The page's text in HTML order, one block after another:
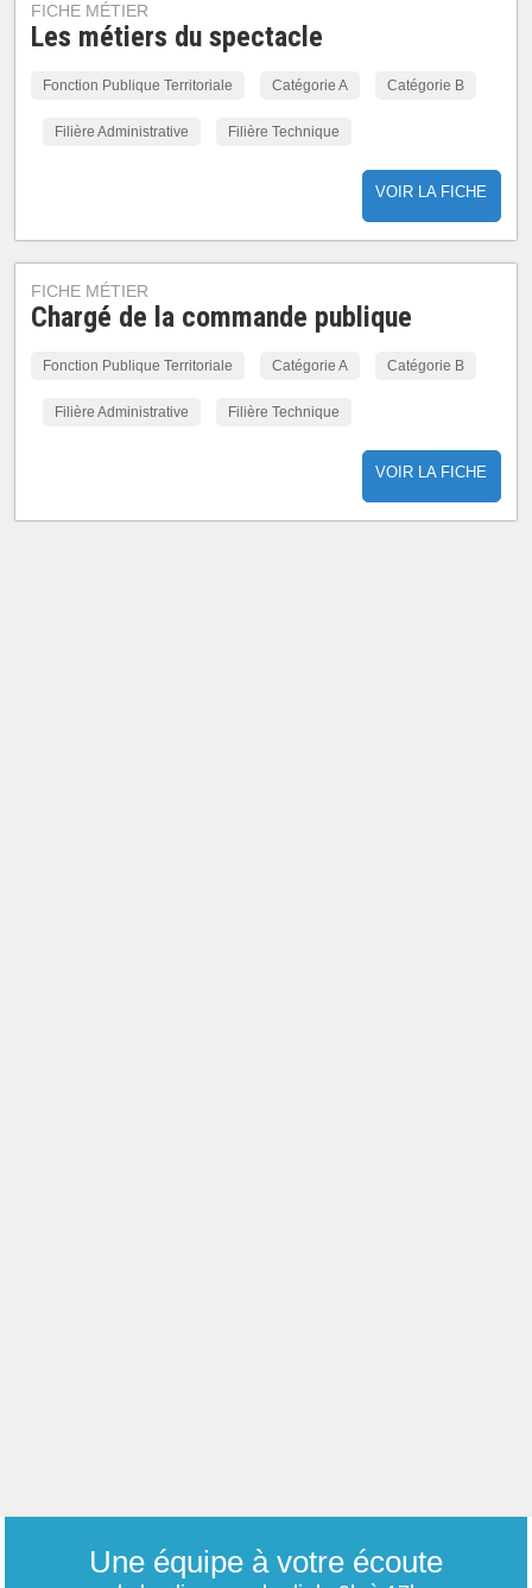
FICHE MÉTIER
Les métiers du spectacle
Fonction Publique Territoriale Catégorie A Catégorie B
Filière Administrative Filière Technique
VOIR LA FICHE
FICHE MÉTIER
Chargé de la commande publique
Fonction Publique Territoriale Catégorie A Catégorie B
Filière Administrative Filière Technique
VOIR LA FICHE
Une équipe à votre écoute